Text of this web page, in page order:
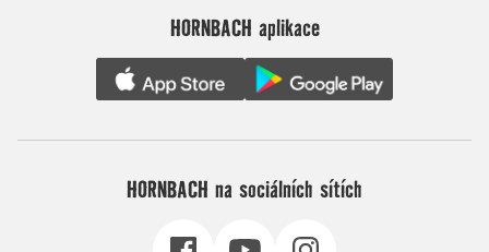
HORNBACH aplikace
HORNBACH na sociálních sítích